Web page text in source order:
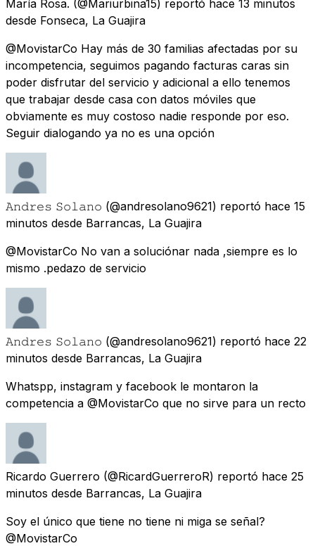
María Rosa. (@Mariurbina15) reportó hace 13 minutos
desde Fonseca, La Guajira
@MovistarCo Hay más de 30 familias afectadas por su
incompetencia, seguimos pagando facturas caras sin
poder disfrutar del servicio y adicional a ello tenemos
que trabajar desde casa con datos móviles que
obviamente es muy costoso nadie responde por eso.
Seguir dialogando ya no es una opción
𝙰𝚗𝚍𝚛𝚎𝚜 𝚂𝚘𝚕𝚊𝚗𝚘 (@andresolano9621) reportó hace 15
minutos desde Barrancas, La Guajira
@MovistarCo No van a soluciónar nada ,siempre es lo
mismo .pedazo de servicio
𝙰𝚗𝚍𝚛𝚎𝚜 𝚂𝚘𝚕𝚊𝚗𝚘 (@andresolano9621) reportó hace 22
minutos desde Barrancas, La Guajira
Whatspp, instagram y facebook le montaron la
competencia a @MovistarCo que no sirve para un recto
Ricardo Guerrero (@RicardGuerreroR) reportó hace 25
minutos desde Barrancas, La Guajira
Soy el único que tiene no tiene ni miga se señal?
@MovistarCo